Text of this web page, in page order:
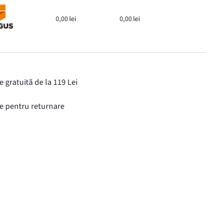
0,00 lei 0,00 lei
gratuită de la 119 Lei
pentru returnare